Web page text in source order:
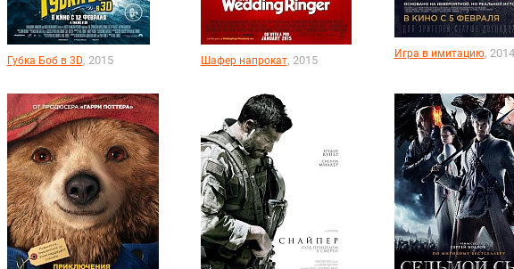
Губка Боб в 3D, 2015 Шафер напрокат, 2015 Игра в имитацию, 2014